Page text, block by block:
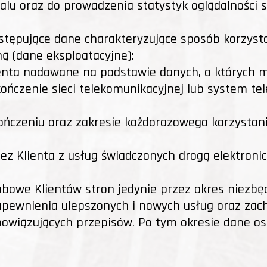
oraz do prowadzenia statystyk oglądalności
dane charakteryzujące sposób
(dane eksploatacyjne):
nadawane na podstawie danych, o których
sieci telekomunikacyjnej lub system
oraz zakresie każdorazowego
Klienta z usług świadczonych drogą
Klientów stron jedynie przez okres
ulepszonych i nowych usług oraz
przepisów. Po tym okresie dane